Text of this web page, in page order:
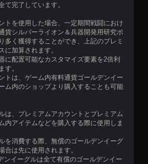
て完了しています。
トを使用した場合、一定期間戦闘におけ
貨シルバーライオン＆兵器開発用研究ポ
多く獲得することができ、上記のプレミ
に加算されます。
に配置可能なカスタマイズ要素を2倍利
す。
トは、ゲーム内有料通貨ゴールデンイー
ム内のショップより購入することも可能
は、プレミアムアカウントとプレミアム
内アイテムなどを購入する際に使用しま
を消費する際、無償のゴールデンイーグ
合は先に使用されます。
ンイーグルは全て有償のゴールデンイー